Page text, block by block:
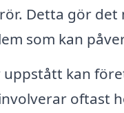
Detta gör
som kan
uppstått kan
oftast